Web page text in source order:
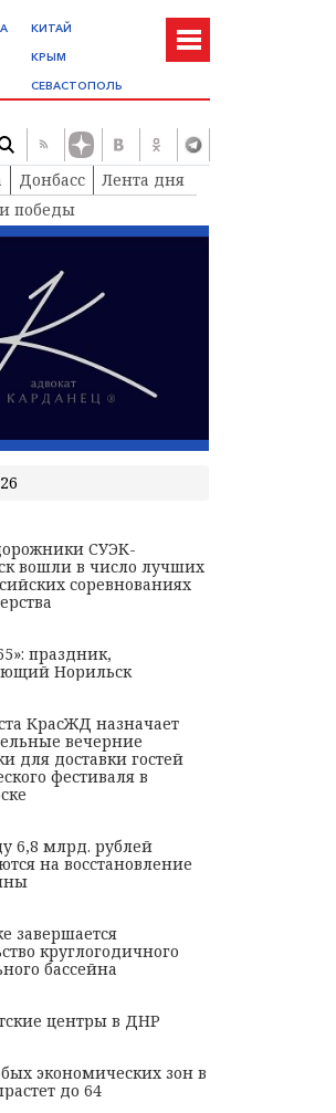
КИТАЙ
КРЫМ
СЕВАСТОПОЛЬ
Донбасс
Лента дня
победы
СУЭК-
вошли в число лучших
соревнованиях
праздник,
Норильск
КрасЖД назначает
вечерние
для доставки гостей
фестиваля в
6,8 млрд. рублей
на восстановление
завершается
круглогодичного
бассейна
центры в ДНР
экономических зон в
до 64